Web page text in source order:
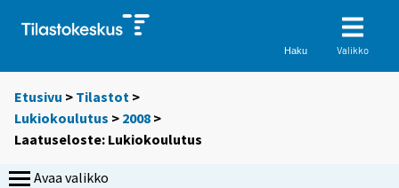
Haku Valikko
Etusivu > Tilastot >
Lukiokoulutus > 2008 >
Laatuseloste: Lukiokoulutus
Avaa valikko